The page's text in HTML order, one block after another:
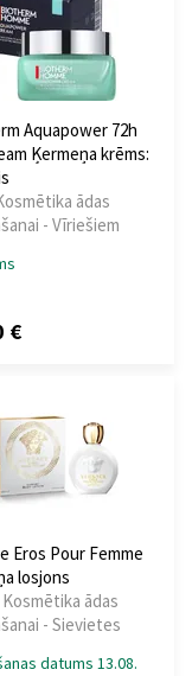
Aquapower 72h
Ķermeņa krēms:
ādas
- Vīriešiem
€
Eros Pour Femme
losjons
Kosmētika ādas
- Sievietes
datums 13.08.